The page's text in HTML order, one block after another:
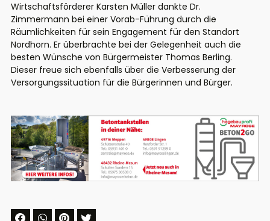
Wirtschaftsförderer Karsten Müller dankte Dr.
Zimmermann bei einer Vorab-Führung durch die
Räumlichkeiten für sein Engagement für den Standort
Nordhorn. Er überbrachte bei der Gelegenheit auch die
besten Wünsche von Bürgermeister Thomas Berling.
Dieser freue sich ebenfalls über die Verbesserung der
Versorgungssituation für die Bürgerinnen und Bürger.